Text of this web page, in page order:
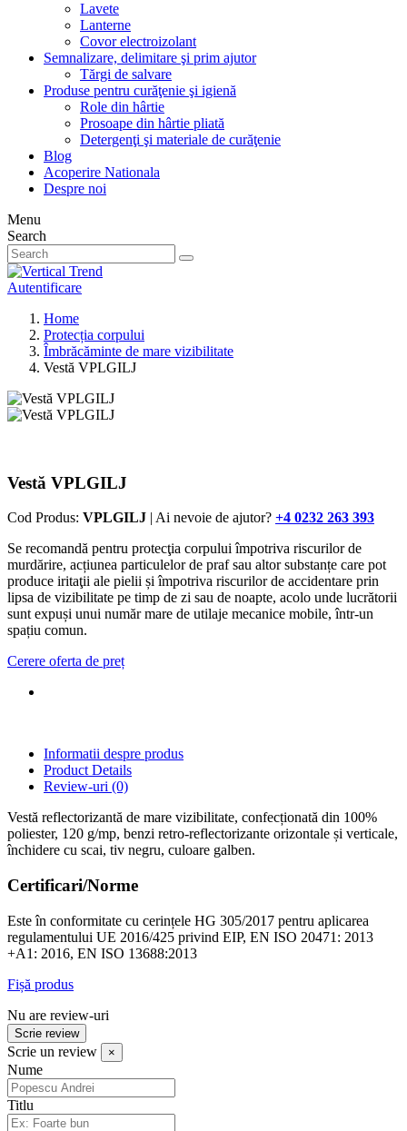
Lavete
Lanterne
Covor electroizolant
Semnalizare, delimitare şi prim ajutor
Tărgi de salvare
Produse pentru curăţenie şi igienă
Role din hârtie
Prosoape din hârtie pliată
Detergenţi şi materiale de curăţenie
Blog
Acoperire Nationala
Despre noi
Menu
Search
Autentificare
Home
Protecția corpului
Îmbrăcăminte de mare vizibilitate
Vestă VPLGILJ
Vestă VPLGILJ
Cod Produs: VPLGILJ | Ai nevoie de ajutor? +4 0232 263 393
Se recomandă pentru protecţia corpului împotriva riscurilor de
murdărire, acțiunea particulelor de praf sau altor substanțe care pot
produce iritaţii ale pielii și împotriva riscurilor de accidentare prin
lipsa de vizibilitate pe timp de zi sau de noapte, acolo unde lucrătorii
sunt expuși unui număr mare de utilaje mecanice mobile, într-un
spațiu comun.
Cerere oferta de preț
Informatii despre produs
Product Details
Review-uri (0)
Vestă reflectorizantă de mare vizibilitate, confecționată din 100%
poliester, 120 g/mp, benzi retro-reflectorizante orizontale și verticale,
închidere cu scai, tiv negru, culoare galben.
Certificari/Norme
Este în conformitate cu cerințele HG 305/2017 pentru aplicarea
regulamentului UE 2016/425 privind EIP, EN ISO 20471: 2013
+A1: 2016, EN ISO 13688:2013
Fișă produs
Nu are review-uri
Scrie review
Scrie un review ×
Nume
Titlu